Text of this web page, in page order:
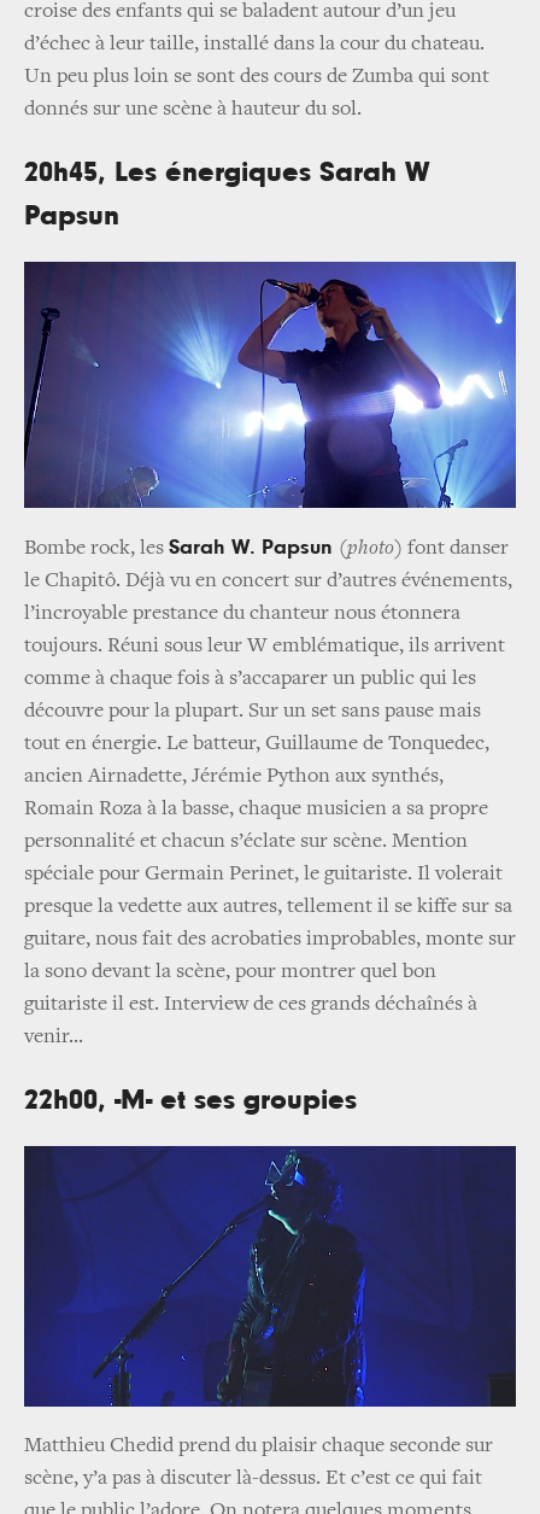
croise des enfants qui se baladent autour d’un jeu
d’échec à leur taille, installé dans la cour du chateau.
Un peu plus loin se sont des cours de Zumba qui sont
donnés sur une scène à hauteur du sol.
20h45, Les énergiques Sarah W
Papsun
Bombe rock, les Sarah W. Papsun (photo) font danser
le Chapitô. Déjà vu en concert sur d’autres événements,
l’incroyable prestance du chanteur nous étonnera
toujours. Réuni sous leur W emblématique, ils arrivent
comme à chaque fois à s’accaparer un public qui les
découvre pour la plupart. Sur un set sans pause mais
tout en énergie. Le batteur, Guillaume de Tonquedec,
ancien Airnadette, Jérémie Python aux synthés,
Romain Roza à la basse, chaque musicien a sa propre
personnalité et chacun s’éclate sur scène. Mention
spéciale pour Germain Perinet, le guitariste. Il volerait
presque la vedette aux autres, tellement il se kiffe sur sa
guitare, nous fait des acrobaties improbables, monte sur
la sono devant la scène, pour montrer quel bon
guitariste il est. Interview de ces grands déchaînés à
venir...
22h00, -M- et ses groupies
Matthieu Chedid prend du plaisir chaque seconde sur
scène, y’a pas à discuter là-dessus. Et c’est ce qui fait